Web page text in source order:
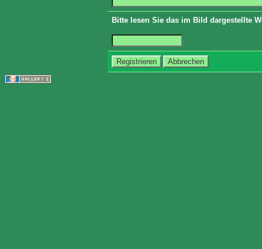
Bitte lesen Sie das im Bild dargestellte